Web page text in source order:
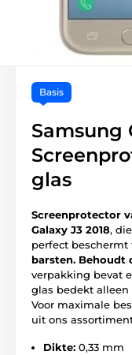
Basis
Samsung
glas
Screenprotector
Galaxy J3 2018,
perfect beschermt
barsten. Behoudt
verpakking bevat
glas bedekt alleen
Voor maximale
uit ons
Dikte: 0,33 mm